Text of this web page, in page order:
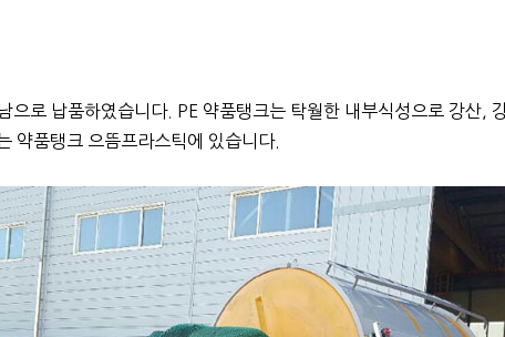
으로 납품하였습니다.
PE 약품탱크는 탁월한 내부식성으로 강산,
약품탱크 으뜸프라스틱에 있습니다.